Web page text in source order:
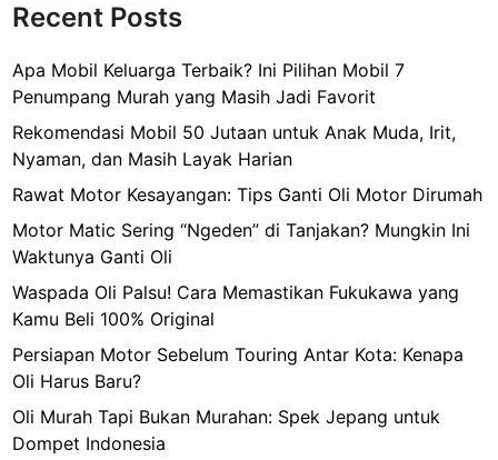
i
e
k
a
d
r
W
a
d
a
M
i
n
u
Recent Posts
Apa Mobil Keluarga Terbaik? Ini Pilihan Mobil 7
Penumpang Murah yang Masih Jadi Favorit
Rekomendasi Mobil 50 Jutaan untuk Anak Muda, Irit,
Nyaman, dan Masih Layak Harian
Rawat Motor Kesayangan: Tips Ganti Oli Motor Dirumah
Motor Matic Sering “Ngeden” di Tanjakan? Mungkin Ini
Waktunya Ganti Oli
Waspada Oli Palsu! Cara Memastikan Fukukawa yang
Kamu Beli 100% Original
Persiapan Motor Sebelum Touring Antar Kota: Kenapa
Oli Harus Baru?
Oli Murah Tapi Bukan Murahan: Spek Jepang untuk
Dompet Indonesia